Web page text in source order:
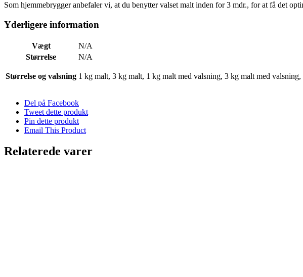
Som hjemmebrygger anbefaler vi, at du benytter valset malt inden for 3 mdr., for at få det
Yderligere information
Vægt
N/A
Størrelse
N/A
Størrelse og valsning 1 kg malt, 3 kg malt, 1 kg malt med valsning, 3 kg malt med
Del på Facebook
Tweet dette produkt
Pin dette produkt
Email This Product
Relaterede varer